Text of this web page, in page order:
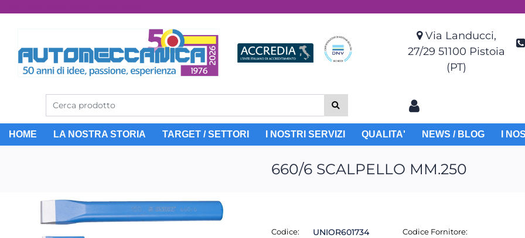
Via Landucci,
27/29 51100 Pistoia
(PT)
HOME LA NOSTRA STORIA TARGET / SETTORI I NOSTRI SERVIZI QUALITA' NEWS / BLOG I
660/6 SCALPELLO MM.250
Codice: UNIOR601734 Codice Fornitore: